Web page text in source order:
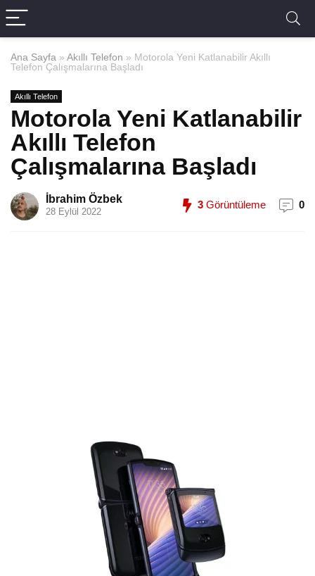
Ana Sayfa » Akıllı Telefon » Motorola Yeni Katlanabilir Akıllı
Telefon Çalışmalarına Başladı
Akıllı Telefon
Motorola Yeni Katlanabilir
Akıllı Telefon
Çalışmalarına Başladı
İbrahim Özbek
28 Eylül 2022
3 Görüntüleme 0